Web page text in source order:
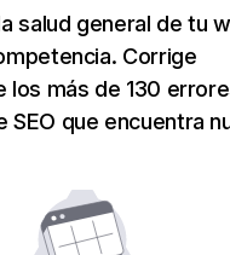
salud general de tu
Corrige
los más de 130
SEO que encuentra